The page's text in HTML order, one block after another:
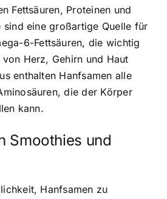
Fettsäuren, Proteinen und
sind eine großartige Quelle für
6-Fettsäuren, die wichtig
Herz, Gehirn und Haut
enthalten Hanfsamen alle
die der Körper
kann.
Smoothies und
Hanfsamen zu